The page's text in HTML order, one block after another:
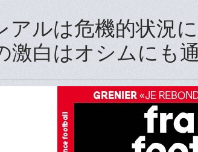
アルは危機的状況
激白はオシムにも